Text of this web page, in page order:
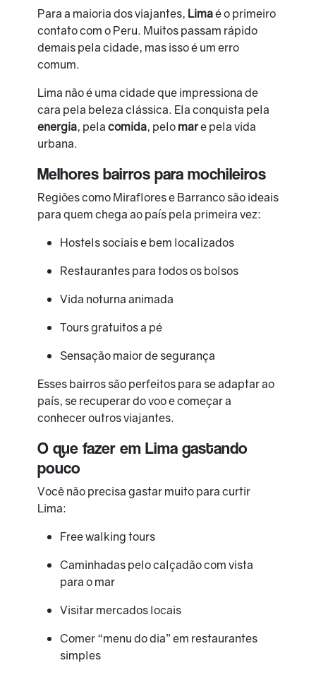
Para a maioria dos viajantes, Limaé o primeiro
contato com o Peru. Muitos passam rápido
demais pela cidade, mas isso é um erro
comum.
Lima não é uma cidade que impressiona de
cara pela beleza clássica. Ela conquista pela
energia, pela comida, pelo mare pela vida
urbana.
Melhores bairros para mochileiros
Regiões como Miraflores e Barranco são ideais
para quem chega ao país pela primeira vez:
Hostels sociais e bem localizados
Restaurantes para todos os bolsos
Vida noturna animada
Tours gratuitos a pé
Sensação maior de segurança
Esses bairros são perfeitos para se adaptar ao
país, se recuperar do voo e começar a
conhecer outros viajantes.
O que fazer em Lima gastando
pouco
Você não precisa gastar muito para curtir
Lima:
Free walking tours
Caminhadas pelo calçadão com vista
para o mar
Visitar mercados locais
Comer “menu do dia” em restaurantes
simples